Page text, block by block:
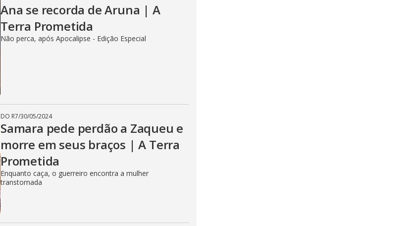
Ana se recorda de Aruna | A
Terra Prometida
Não perca, após Apocalipse - Edição Especial
DO R7/30/05/2024
Samara pede perdão a Zaqueu e
morre em seus braços | A Terra
Prometida
Enquanto caça, o guerreiro encontra a mulher
transtornada